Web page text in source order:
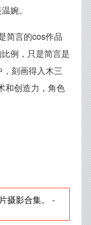
婉。
简言的cos作品
例，只是简言是
刻画得入木三
和创造力，角色
摄影合集。
-